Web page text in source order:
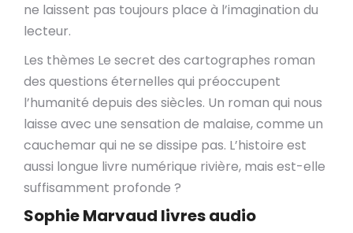
ne laissent pas toujours place à l’imagination du
lecteur.
Les thèmes Le secret des cartographes roman
des questions éternelles qui préoccupent
l’humanité depuis des siècles. Un roman qui nous
laisse avec une sensation de malaise, comme un
cauchemar qui ne se dissipe pas. L’histoire est
aussi longue livre numérique rivière, mais est-elle
suffisamment profonde ?
Sophie Marvaud livres audio